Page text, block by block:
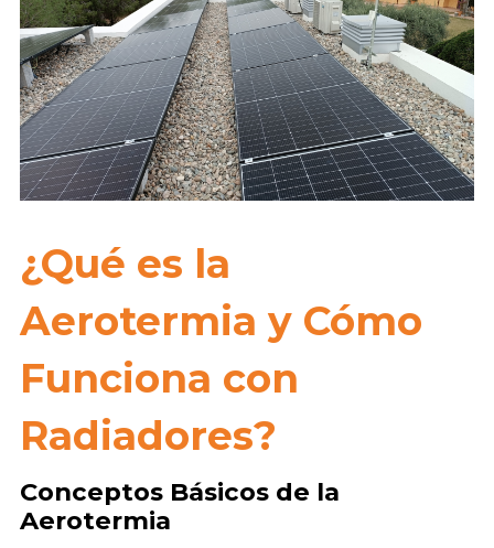
¿Qué es la
Aerotermia y Cómo
Funciona con
Radiadores?
Conceptos Básicos de la
Aerotermia